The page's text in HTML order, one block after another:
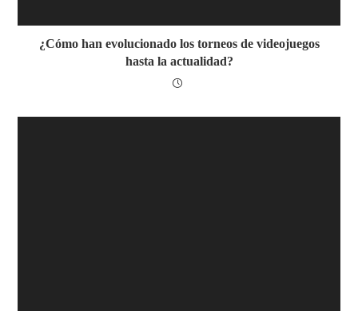
¿Cómo han evolucionado los torneos de videojuegos
hasta la actualidad?